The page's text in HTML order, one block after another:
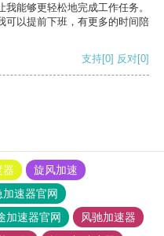
能够更轻松地完成工作任务。
可以提前下班，有更多的时间陪
支持[0] 反对[0]
器
旋风加速
加速器官网
加速器官网
风驰加速器